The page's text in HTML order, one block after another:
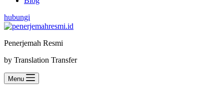
hubungi
Penerjemah Resmi
by Translation Transfer
Menu